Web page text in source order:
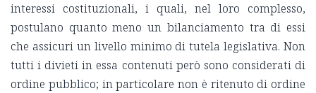
interessi costituzionali, i quali, nel loro complesso,
postulano quanto meno un bilanciamento tra di essi
che assicuri un livello minimo di tutela legislativa. Non
tutti i divieti in essa contenuti però sono considerati di
ordine pubblico; in particolare non è ritenuto di ordine